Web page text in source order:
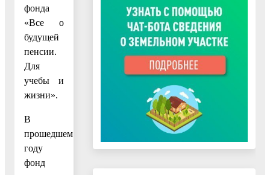
фонда
«Все о
будущей
пенсии.
Для
учебы и
жизни».
В
прошедшем
году
фонд